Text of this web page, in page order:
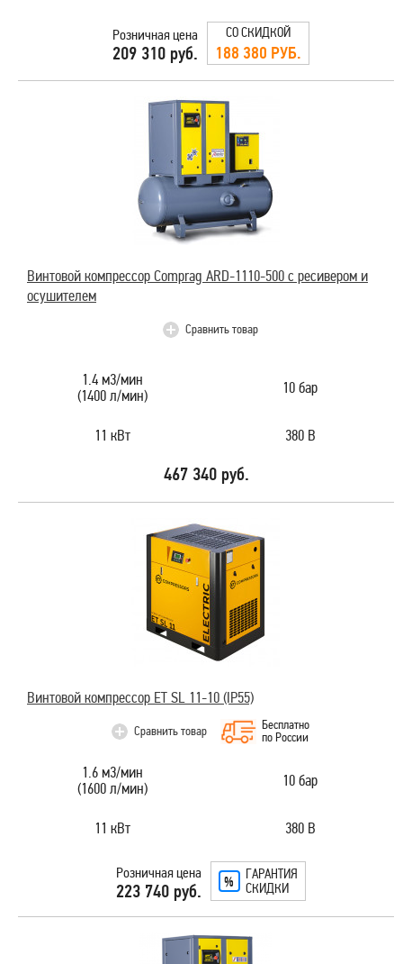
Розничная цена
209 310 руб.
СО СКИДКОЙ
188 380 РУБ.
Винтовой компрессор Comprag ARD-1110-500 с ресивером и
осушителем
Сравнить товар
1.4 м3/мин
(1400 л/мин)
10 бар
11 кВт 380 В
467 340 руб.
Винтовой компрессор ET SL 11-10 (IP55)
Сравнить товар
Бесплатно
по России
1.6 м3/мин
(1600 л/мин)
10 бар
11 кВт 380 В
Розничная цена
223 740 руб.
ГАРАНТИЯ
СКИДКИ